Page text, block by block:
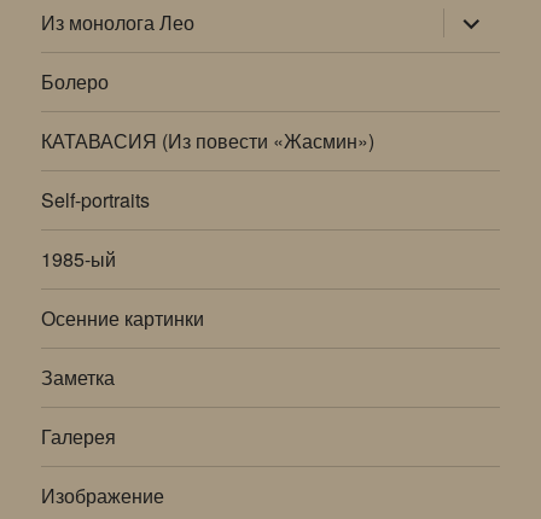
Из монолога Лео раскрыть
дочернее
меню
Болеро
КАТАВАСИЯ (Из повести «Жасмин»)
Self-portraits
1985-ый
Осенние картинки
Заметка
Галерея
Изображение